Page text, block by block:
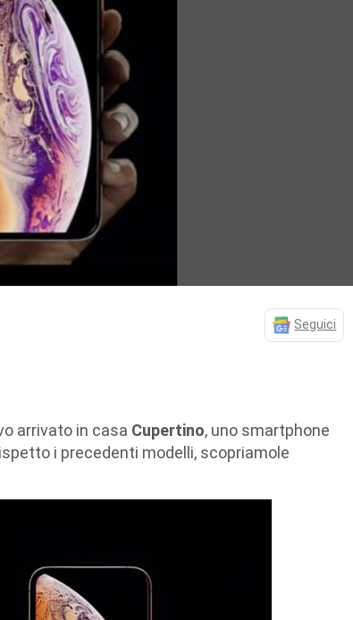
Seguici
arrivato in casa Cupertino, uno smartphone
i precedenti modelli, scopriamole